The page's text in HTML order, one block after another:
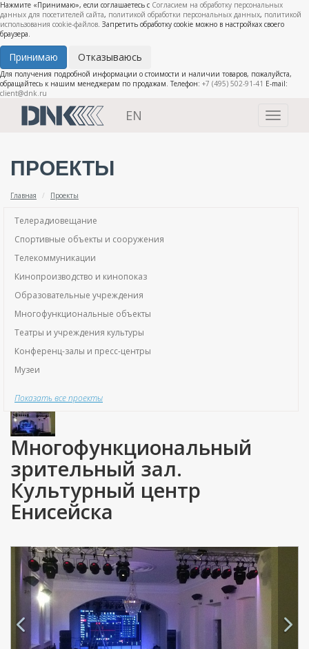
Нажмите «Принимаю», если соглашаетесь с Согласием на обработку персональных
данных для посетителей сайта, политикой обработки персональных данных, политикой
использования cookie-файлов. Запретить обработку cookie можно в настройках своего
браузера.
Принимаю Отказываюсь
Для получения подробной информации о стоимости и наличии товаров, пожалуйста,
обращайтесь к нашим менеджерам по продажам. Телефон: +7 (495) 502-91-41 E-mail:
client@dnk.ru
Toggle
EN
ПРОЕКТЫ
Главная Проекты
Телерадиовещание
Спортивные объекты и сооружения
Телекоммуникации
Кинопроизводство и кинопоказ
Образовательные учреждения
Многофункциональные объекты
Театры и учреждения культуры
Конференц-залы и пресс-центры
Музеи
Показать все проекты
Многофункциональный
зрительный зал.
Культурный центр
Енисейска